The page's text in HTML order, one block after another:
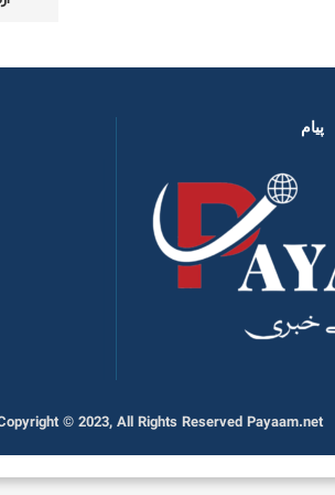
پیام
Copyright © 2023, All Rights Reserved Payaam.net